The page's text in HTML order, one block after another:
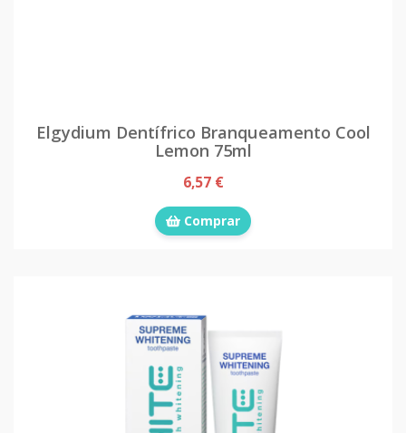
Elgydium Dentífrico Branqueamento Cool
Lemon 75ml
6,57 €
Comprar